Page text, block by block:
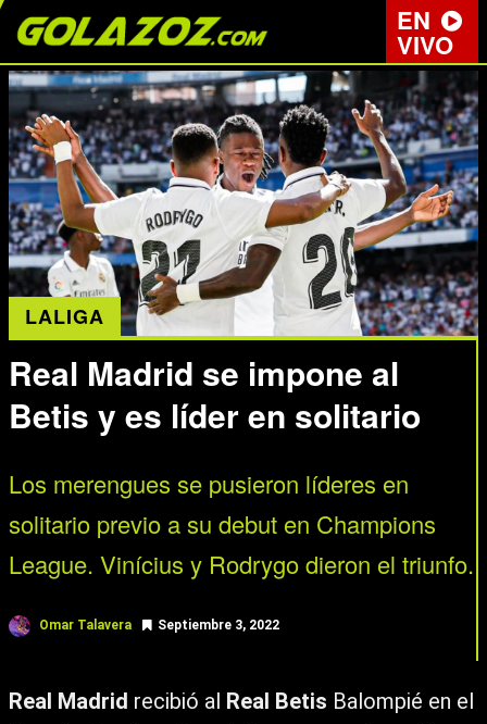
EN
VIVO
LALIGA
Real Madrid se impone al
Betis y es líder en solitario
Los merengues se pusieron líderes en
solitario previo a su debut en Champions
League. Vinícius y Rodrygo dieron el triunfo.
Omar Talavera Septiembre 3, 2022
Real Madrid recibió al Real Betis Balompié en el